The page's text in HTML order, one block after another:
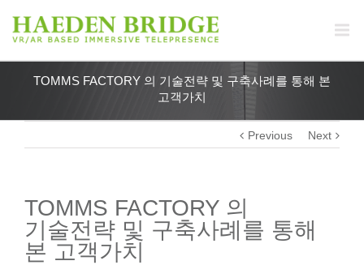
TOMMS FACTORY 의 기술전략 및 구축사례를 통해 본
고객가치
Previous Next
TOMMS FACTORY 의
기술전략 및 구축사례를 통해
본 고객가치